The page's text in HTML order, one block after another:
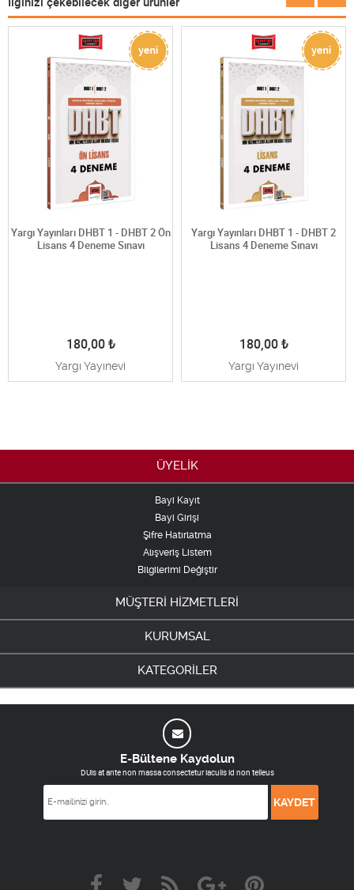
Yargı Yayınları DHBT 1 - DHBT 2 Ön
Lisans 4 Deneme Sınavı
180,00₺
Yargı Yayınevi
Yargı Yayınları DHBT 1 - DHBT 2
Lisans 4 Deneme Sınavı
180,00₺
Yargı Yayınevi
ÜYELİK
Bayi Kayıt
Bayi Girişi
Şifre Hatırlatma
Alışveriş Listem
Bilgilerimi Değiştir
MÜŞTERİ HİZMETLERİ
KURUMSAL
KATEGORİLER
E-Bültene Kaydolun
DUis at ante non massa consectetur iaculis id non telleus